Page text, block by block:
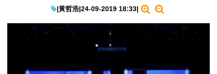
教學評測
|黃哲浩|24-09-2019 18:33|